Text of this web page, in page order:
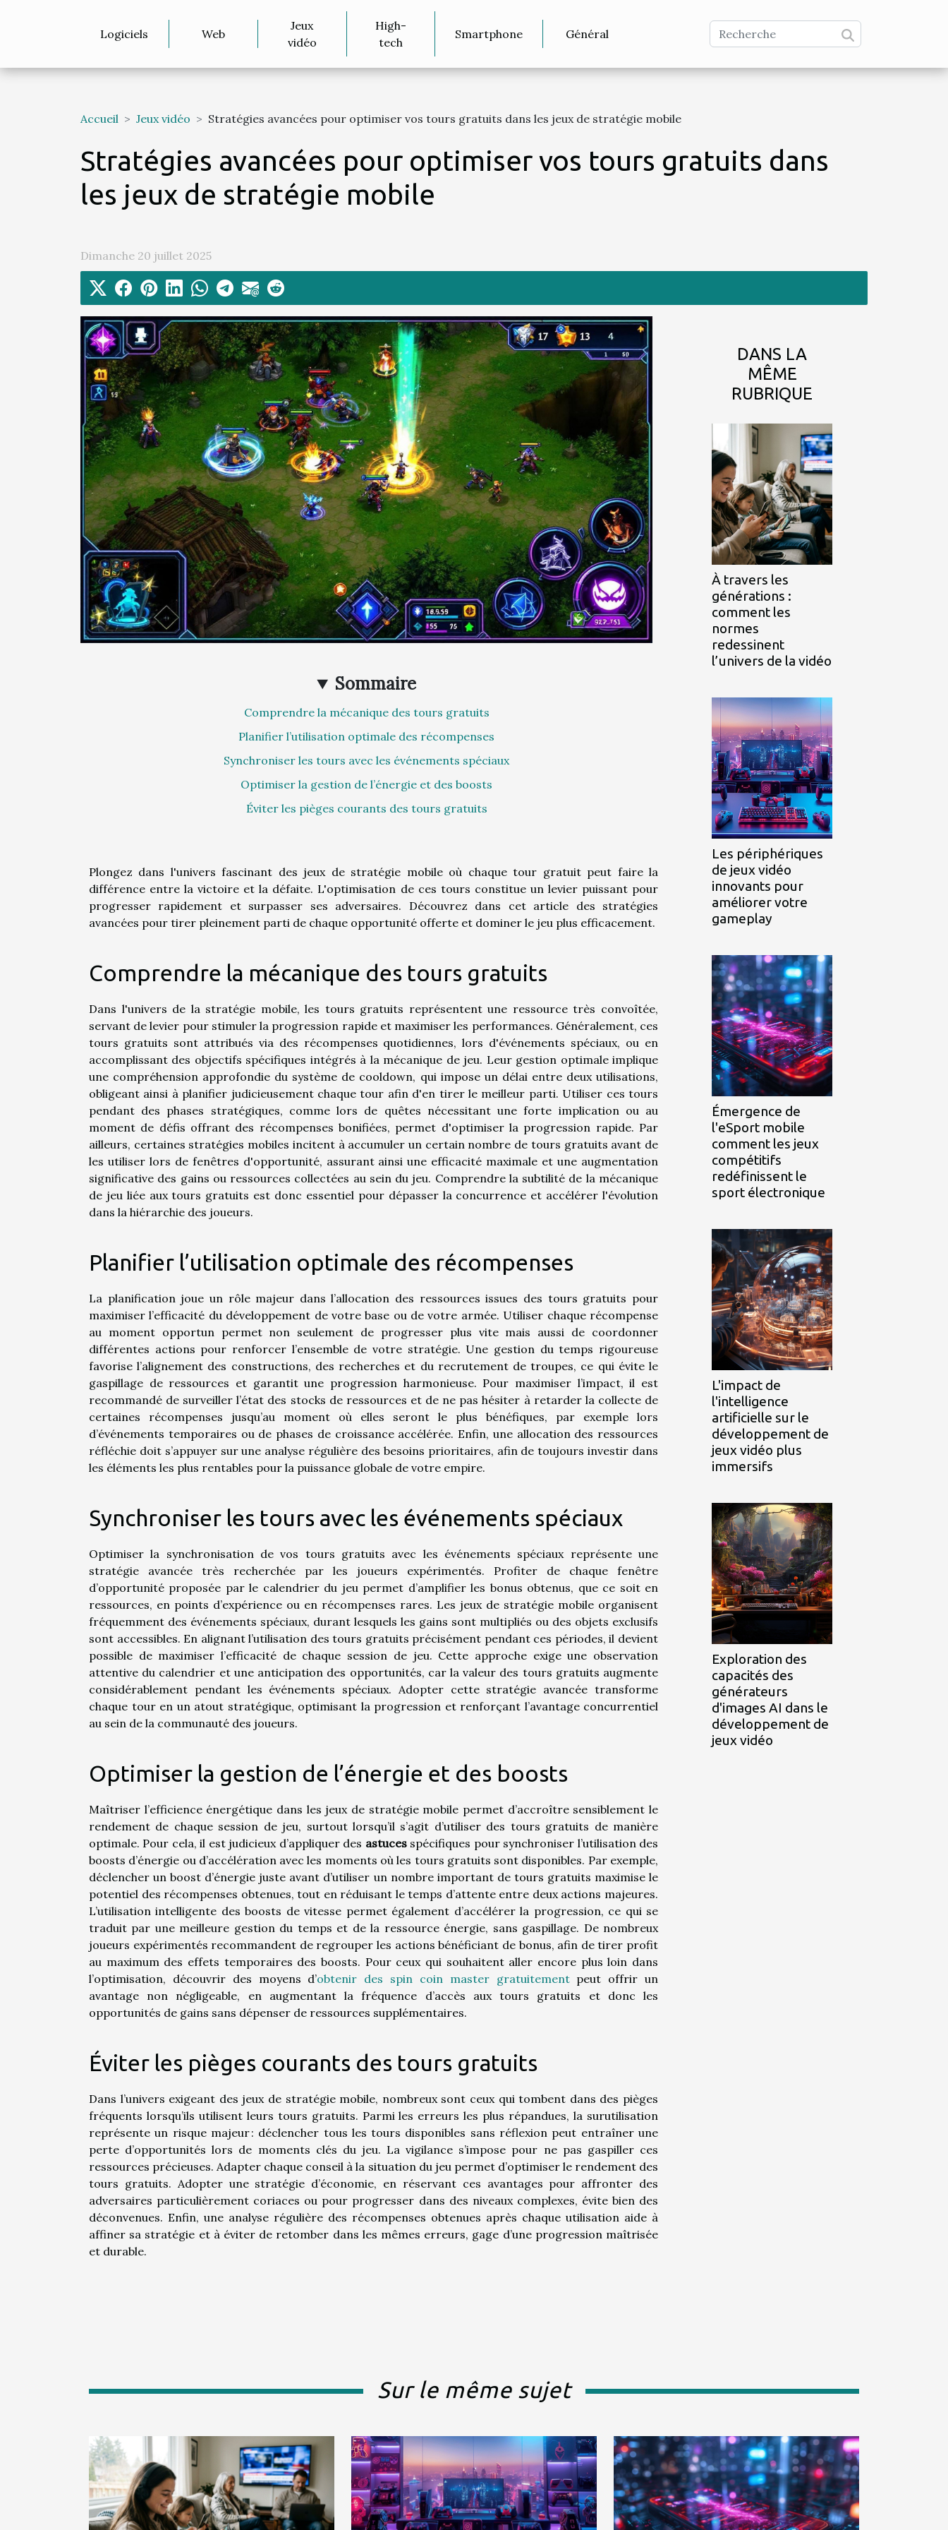
Logiciels Web
Jeux
vidéo
High-
tech
Smartphone Général
Accueil Jeux vidéo Stratégies avancées pour optimiser vos tours gratuits dans les jeux de stratégie mobile
Stratégies avancées pour optimiser vos tours gratuits dans
les jeux de stratégie mobile
Dimanche 20 juillet 2025
Sommaire
Comprendre la mécanique des tours gratuits
Planifier l’utilisation optimale des récompenses
Synchroniser les tours avec les événements spéciaux
Optimiser la gestion de l’énergie et des boosts
Éviter les pièges courants des tours gratuits
Plongez dans l'univers fascinant des jeux de stratégie mobile où chaque tour gratuit peut faire la
différence entre la victoire et la défaite. L'optimisation de ces tours constitue un levier puissant pour
progresser rapidement et surpasser ses adversaires. Découvrez dans cet article des stratégies
avancées pour tirer pleinement parti de chaque opportunité offerte et dominer le jeu plus efficacement.
Comprendre la mécanique des tours gratuits
Dans l'univers de la stratégie mobile, les tours gratuits représentent une ressource très convoîtée,
servant de levier pour stimuler la progression rapide et maximiser les performances. Généralement, ces
tours gratuits sont attribués via des récompenses quotidiennes, lors d'événements spéciaux, ou en
accomplissant des objectifs spécifiques intégrés à la mécanique de jeu. Leur gestion optimale implique
une compréhension approfondie du système de cooldown, qui impose un délai entre deux utilisations,
obligeant ainsi à planifier judicieusement chaque tour afin d'en tirer le meilleur parti. Utiliser ces tours
pendant des phases stratégiques, comme lors de quêtes nécessitant une forte implication ou au
moment de défis offrant des récompenses bonifiées, permet d'optimiser la progression rapide. Par
ailleurs, certaines stratégies mobiles incitent à accumuler un certain nombre de tours gratuits avant de
les utiliser lors de fenêtres d'opportunité, assurant ainsi une efficacité maximale et une augmentation
significative des gains ou ressources collectées au sein du jeu. Comprendre la subtilité de la mécanique
de jeu liée aux tours gratuits est donc essentiel pour dépasser la concurrence et accélérer l'évolution
dans la hiérarchie des joueurs.
Planifier l’utilisation optimale des récompenses
La planification joue un rôle majeur dans l’allocation des ressources issues des tours gratuits pour
maximiser l’efficacité du développement de votre base ou de votre armée. Utiliser chaque récompense
au moment opportun permet non seulement de progresser plus vite mais aussi de coordonner
différentes actions pour renforcer l’ensemble de votre stratégie. Une gestion du temps rigoureuse
favorise l’alignement des constructions, des recherches et du recrutement de troupes, ce qui évite le
gaspillage de ressources et garantit une progression harmonieuse. Pour maximiser l’impact, il est
recommandé de surveiller l’état des stocks de ressources et de ne pas hésiter à retarder la collecte de
certaines récompenses jusqu’au moment où elles seront le plus bénéfiques, par exemple lors
d’événements temporaires ou de phases de croissance accélérée. Enfin, une allocation des ressources
réfléchie doit s’appuyer sur une analyse régulière des besoins prioritaires, afin de toujours investir dans
les éléments les plus rentables pour la puissance globale de votre empire.
Synchroniser les tours avec les événements spéciaux
Optimiser la synchronisation de vos tours gratuits avec les événements spéciaux représente une
stratégie avancée très recherchée par les joueurs expérimentés. Profiter de chaque fenêtre
d’opportunité proposée par le calendrier du jeu permet d’amplifier les bonus obtenus, que ce soit en
ressources, en points d’expérience ou en récompenses rares. Les jeux de stratégie mobile organisent
fréquemment des événements spéciaux, durant lesquels les gains sont multipliés ou des objets exclusifs
sont accessibles. En alignant l’utilisation des tours gratuits précisément pendant ces périodes, il devient
possible de maximiser l’efficacité de chaque session de jeu. Cette approche exige une observation
attentive du calendrier et une anticipation des opportunités, car la valeur des tours gratuits augmente
considérablement pendant les événements spéciaux. Adopter cette stratégie avancée transforme
chaque tour en un atout stratégique, optimisant la progression et renforçant l’avantage concurrentiel
au sein de la communauté des joueurs.
Optimiser la gestion de l’énergie et des boosts
Maîtriser l’efficience énergétique dans les jeux de stratégie mobile permet d’accroître sensiblement le
rendement de chaque session de jeu, surtout lorsqu’il s’agit d’utiliser des tours gratuits de manière
optimale. Pour cela, il est judicieux d’appliquer des astucesspécifiques pour synchroniser l’utilisation des
boosts d’énergie ou d’accélération avec les moments où les tours gratuits sont disponibles. Par exemple,
déclencher un boost d’énergie juste avant d’utiliser un nombre important de tours gratuits maximise le
potentiel des récompenses obtenues, tout en réduisant le temps d’attente entre deux actions majeures.
L’utilisation intelligente des boosts de vitesse permet également d’accélérer la progression, ce qui se
traduit par une meilleure gestion du temps et de la ressource énergie, sans gaspillage. De nombreux
joueurs expérimentés recommandent de regrouper les actions bénéficiant de bonus, afin de tirer profit
au maximum des effets temporaires des boosts. Pour ceux qui souhaitent aller encore plus loin dans
l’optimisation, découvrir des moyens d’obtenir des spin coin master gratuitementpeut offrir un
avantage non négligeable, en augmentant la fréquence d’accès aux tours gratuits et donc les
opportunités de gains sans dépenser de ressources supplémentaires.
Éviter les pièges courants des tours gratuits
Dans l’univers exigeant des jeux de stratégie mobile, nombreux sont ceux qui tombent dans des pièges
fréquents lorsqu’ils utilisent leurs tours gratuits. Parmi les erreurs les plus répandues, la surutilisation
représente un risque majeur : déclencher tous les tours disponibles sans réflexion peut entraîner une
perte d’opportunités lors de moments clés du jeu. La vigilance s’impose pour ne pas gaspiller ces
ressources précieuses. Adapter chaque conseil à la situation du jeu permet d’optimiser le rendement des
tours gratuits. Adopter une stratégie d’économie, en réservant ces avantages pour affronter des
adversaires particulièrement coriaces ou pour progresser dans des niveaux complexes, évite bien des
déconvenues. Enfin, une analyse régulière des récompenses obtenues après chaque utilisation aide à
affiner sa stratégie et à éviter de retomber dans les mêmes erreurs, gage d’une progression maîtrisée
et durable.
DANS LA
MÊME
RUBRIQUE
À travers les
générations :
comment les
normes
redessinent
l’univers de la vidéo
Les périphériques
de jeux vidéo
innovants pour
améliorer votre
gameplay
Émergence de
l'eSport mobile
comment les jeux
compétitifs
redéfinissent le
sport électronique
L'impact de
l'intelligence
artificielle sur le
développement de
jeux vidéo plus
immersifs
Exploration des
capacités des
générateurs
d'images AI dans le
développement de
jeux vidéo
Sur le même sujet